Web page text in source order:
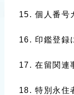
個人番号
印鑑登録
在留関連
特別永住